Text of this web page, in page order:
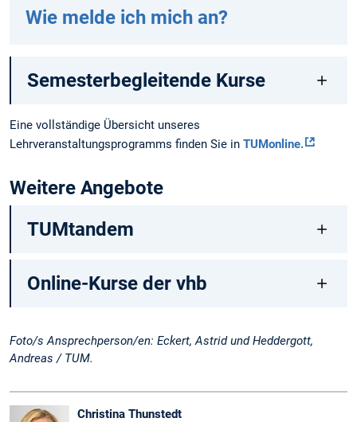
Wie melde ich mich an?
Semesterbegleitende Kurse
Eine vollständige Übersicht unseres
Lehrveranstaltungsprogramms finden Sie in TUMonline.
Weitere Angebote
TUMtandem
Online-Kurse der vhb
Foto/s Ansprechperson/en: Eckert, Astrid und Heddergott,
Andreas / TUM.
Christina Thunstedt